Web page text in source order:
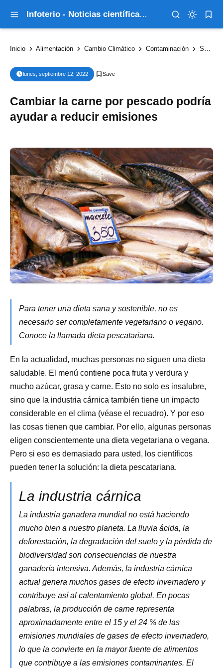
Infoterio - Noticias científicas que explican el mundo
Inicio Alimentación Cambio Climático Contaminación Sociedad
lunes, septiembre 12, 2022
Cambiar la carne por pescado podría
ayudar a reducir emisiones
Para tener una dieta sana y sostenible, no es
necesario ser completamente vegetariano o vegano.
Conoce la llamada dieta pescatariana.
En la actualidad, muchas personas no siguen una dieta
saludable. El menú contiene poca fruta y verdura y
mucho azúcar, grasa y carne. Esto no solo es insalubre,
sino que la industria cárnica también tiene un impacto
considerable en el clima (véase el recuadro). Y por eso
las cosas tienen que cambiar. Por ello, algunas personas
eligen conscientemente una dieta vegetariana o vegana.
Pero si eso es demasiado para usted, los científicos
pueden tener la solución: la dieta pescatariana.
La industria cárnica
La industria ganadera mundial no está haciendo
mucho bien a nuestro planeta. La lluvia ácida, la
deforestación, la degradación del suelo y la pérdida de
biodiversidad son consecuencias de nuestra
ganadería intensiva. Además, la industria cárnica
actual genera muchos gases de efecto invernadero y
contribuye así al calentamiento global. En pocas
palabras, la producción de carne representa
aproximadamente entre el 15 y el 24 % de las
emisiones mundiales de gases de efecto invernadero,
lo que la convierte en la mayor fuente de alimentos
que contribuye a las emisiones contaminantes. El